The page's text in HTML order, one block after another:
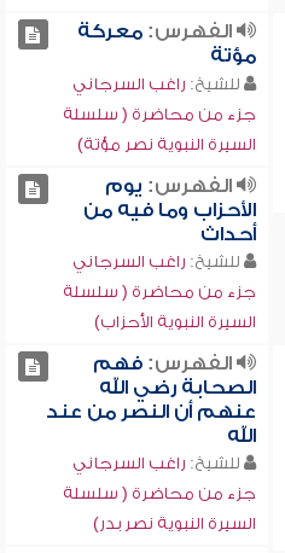
الفهرس:معركة
مؤتة
للشيخ: راغب السرجاني
جزء من محاضرة ( سلسلة
السيرة النبوية نصر مؤتة)
الفهرس: يوم
الأحزاب وما فيه من
أحداث
للشيخ: راغب السرجاني
جزء من محاضرة ( سلسلة
السيرة النبوية الأحزاب)
الفهرس:فهم
الصحابة رضي الله
عنهم أن النصر من عند
الله
للشيخ: راغب السرجاني
جزء من محاضرة ( سلسلة
السيرة النبوية نصر بدر)